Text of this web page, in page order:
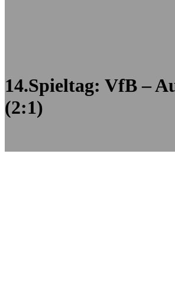
14.Spieltag: VfB –
(2:1)